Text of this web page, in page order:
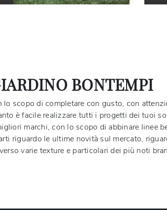
BONTEMPI
scopo di completare con gusto, con
è facile realizzare tutti i progetti dei tuoi
marchi, con lo scopo di abbinare linee
riguardo le ultime novità sul mercato,
varie texture e particolari dei più noti